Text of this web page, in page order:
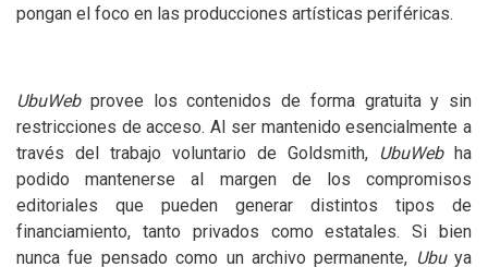
pongan el foco en las producciones artísticas periféricas.
UbuWebprovee los contenidos de forma gratuita y sin
restricciones de acceso. Al ser mantenido esencialmente a
través del trabajo voluntario de Goldsmith,
UbuWebha
podido mantenerse al margen de los compromisos
editoriales que pueden generar distintos tipos de
financiamiento, tanto privados como estatales. Si bien
nunca fue pensado como un archivo permanente, Ubuya